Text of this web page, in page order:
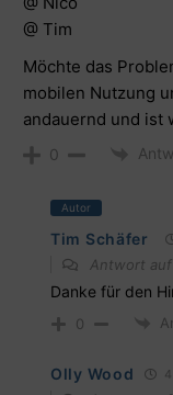
@ Tim
Möchte das
mobilen Nutzung
andauernd und ist
0
Autor
Tim Schäfer
Antwort auf
Danke für den
0
Olly Wood